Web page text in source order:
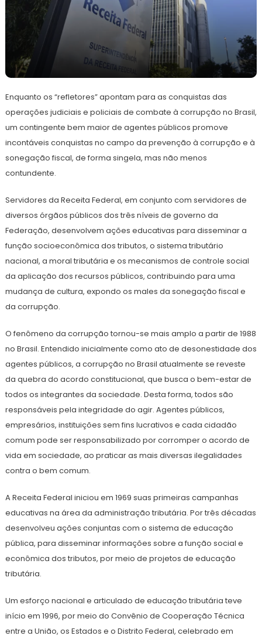
27
outubro
de
Redação
Enquanto os “refletores” apontam para as conquistas das
operações judiciais e policiais de combate à corrupção no Brasil,
um contingente bem maior de agentes públicos promove
incontáveis conquistas no campo da prevenção à corrupção e à
sonegação fiscal, de forma singela, mas não menos
contundente.
Servidores da Receita Federal, em conjunto com servidores de
diversos órgãos públicos dos três níveis de governo da
Federação, desenvolvem ações educativas para disseminar a
função socioeconômica dos tributos, o sistema tributário
nacional, a moral tributária e os mecanismos de controle social
da aplicação dos recursos públicos, contribuindo para uma
mudança de cultura, expondo os males da sonegação fiscal e
da corrupção.
O fenômeno da corrupção tornou-se mais amplo a partir de 1988
no Brasil. Entendido inicialmente como ato de desonestidade dos
agentes públicos, a corrupção no Brasil atualmente se reveste
da quebra do acordo constitucional, que busca o bem-estar de
todos os integrantes da sociedade. Desta forma, todos são
responsáveis pela integridade do agir. Agentes públicos,
empresários, instituições sem fins lucrativos e cada cidadão
comum pode ser responsabilizado por corromper o acordo de
vida em sociedade, ao praticar as mais diversas ilegalidades
contra o bem comum.
A Receita Federal iniciou em 1969 suas primeiras campanhas
educativas na área da administração tributária. Por três décadas
desenvolveu ações conjuntas com o sistema de educação
pública, para disseminar informações sobre a função social e
econômica dos tributos, por meio de projetos de educação
tributária.
Um esforço nacional e articulado de educação tributária teve
início em 1996, por meio do Convênio de Cooperação Técnica
entre a União, os Estados e o Distrito Federal, celebrado em